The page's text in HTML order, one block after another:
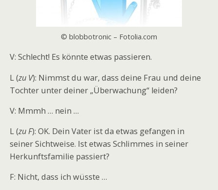
© blobbotronic – Fotolia.com
V: Schlecht! Es könnte etwas passieren.
L (zu V): Nimmst du war, dass deine Frau und deine
Tochter unter deiner „Überwachung“ leiden?
V: Mmmh … nein …
L (zu F): OK. Dein Vater ist da etwas gefangen in
seiner Sichtweise. Ist etwas Schlimmes in seiner
Herkunftsfamilie passiert?
F: Nicht, dass ich wüsste …